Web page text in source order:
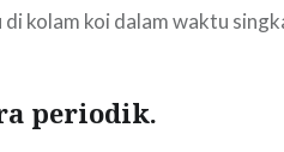
kolam koi dalam waktu
periodik.